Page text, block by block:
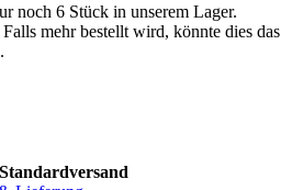
noch 6 Stück in unserem Lager.
mehr bestellt wird, könnte dies das